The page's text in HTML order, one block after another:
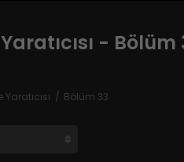
- Bölüm
Bölüm 33